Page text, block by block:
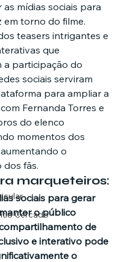
Cercado
mídias sociais para
em torno do filme.
teasers intrigantes e
que
a participação do
sociais serviram
para ampliar a
Fernanda Torres e
do elenco
momentos dos
o
dos fãs.
marqueteiros:
sociais para gerar
o público
de
e interativo pode
o